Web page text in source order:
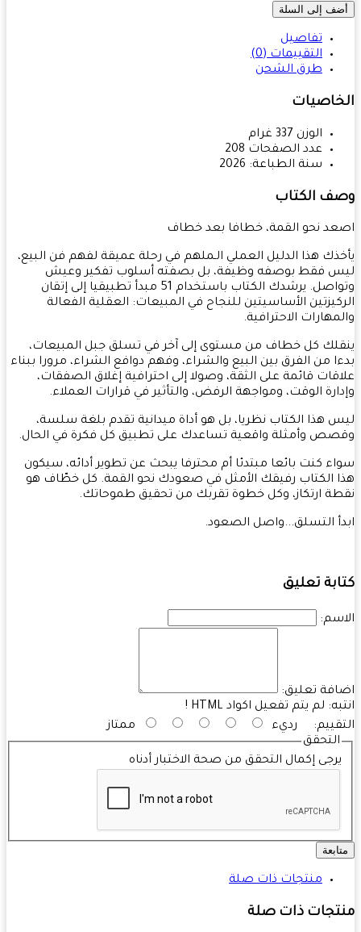
إلى السلة
تفاصيل
التقييمات (0)
طرق الشحن
الوزن 337 غرام
عدد الصفحات 208
سنة الطباعة: 2026
الكتاب
نحو القمة، خطافا بعد خطاف
هذا الدليل العملي الـملهم في رحلة عميقة لفهم فن البيع،
فقط بوصفه وظيفة، بل بصفته أسلوب تفكير وعيش
وتواصل. يرشدك الكتاب باستخدام 51 مبدأ تطبيقيا إلى إتقان
الأساسيتين للنجاح في المبيعات: العقلية الفعالة
الاحترافية.
كل خطاف من مستوى إلى آخر في تسلق جبل المبيعات،
من الفرق بين البيع والشراء، وفهم دوافع الشراء، مرورا ببناء
قائمة على الثقة، وصولا إلى احترافية إغلاق الصفقات،
الوقت، ومواجهة الرفض، والتأثير في قرارات العملاء.
هذا الكتاب نظريا، بل هو أداة ميدانية تقدم بلغة سلسة،
وأمثلة واقعية تساعدك على تطبيق كل فكرة في الحال.
كنت بائعا مبتدئا أم محترفا يبحث عن تطوير أدائه، سيكون
الكتاب رفيقك الأمثل في صعودك نحو القمة. كل خطّاف هو
ارتكاز، وكل خطوة تقربك من تحقيق طموحاتك.
التسلق...واصل الصعود.
تعليق
تعليق:
لم يتم تفعيل اكواد HTML !
رديء
ممتاز
التحقق
يرجى إكمال التحقق من صحة الاختبار أدناه
منتجات ذات صلة
ذات صلة